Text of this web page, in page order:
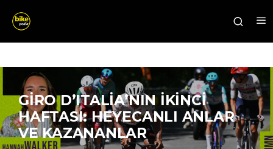
GIRO D’ITALIA’NIN İKINCI
HAFTASI: HEYECANLI ANLAR
VE KAZANANLAR